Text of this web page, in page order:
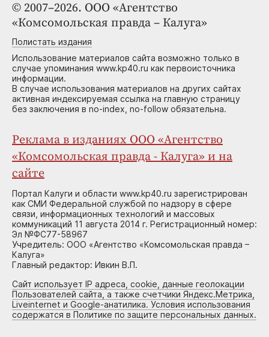
© 2007–2026. ООО «Агентство
«Комсомольская правда – Калуга»
Полистать издания
Использование материалов сайта возможно только в
случае упоминания www.kp40.ru как первоисточника
информации.
В случае использования материалов на других сайтах
активная индексируемая ссылка на главную страницу
без заключения в no-index, no-follow обязательна.
Реклама в изданиях ООО «Агентство
«Комсомольская правда - Калуга» и на
сайте
Портал Калуги и области www.kp40.ru зарегистрирован
как СМИ Федеральной службой по надзору в сфере
связи, информационных технологий и массовых
коммуникаций 11 августа 2014 г. Регистрационный номер:
Эл №ФС77-58967
Учредитель: ООО «Агентство «Комсомольская правда –
Калуга»
Главный редактор: Ивкин В.П.
Сайт использует IP адреса, cookie, данные геолокации
Пользователей сайта, а также счетчики Яндекс.Метрика,
Liveinternet и Google-анатилика. Условия использования
содержатся в Политике по защите персональных данных.